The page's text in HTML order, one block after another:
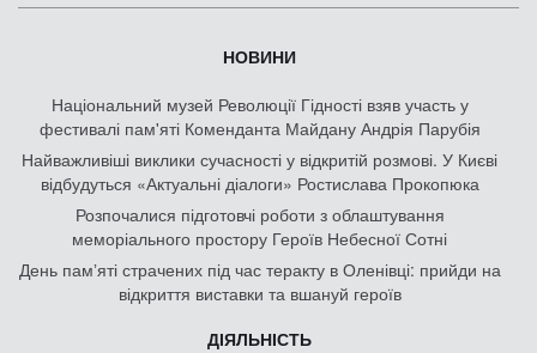
НОВИНИ
Національний музей Революції Гідності взяв участь у
фестивалі пам'яті Коменданта Майдану Андрія Парубія
Найважливіші виклики сучасності у відкритій розмові. У Києві
відбудуться «Актуальні діалоги» Ростислава Прокопюка
Розпочалися підготовчі роботи з облаштування
меморіального простору Героїв Небесної Сотні
День памʼяті страчених під час теракту в Оленівці: прийди на
відкриття виставки та вшануй героїв
ДІЯЛЬНІСТЬ